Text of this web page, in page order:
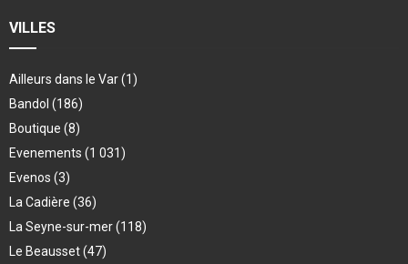
VILLES
Ailleurs dans le Var(1)
Bandol (186)
Boutique (8)
Evenements (1 031)
Evenos (3)
La Cadière (36)
La Seyne-sur-mer(118)
Le Beausset(47)